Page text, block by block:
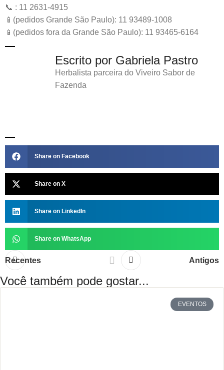
📞 : 11 2631-4915
📱(pedidos Grande São Paulo): 11 93489-1008
📱(pedidos fora da Grande São Paulo): 11 93465-6164
Escrito por Gabriela Pastro
Herbalista parceira do Viveiro Sabor de
Fazenda
Share on Facebook
Share on X
Share on LinkedIn
Share on WhatsApp
Recentes Antigos
Você também pode gostar...
EVENTOS